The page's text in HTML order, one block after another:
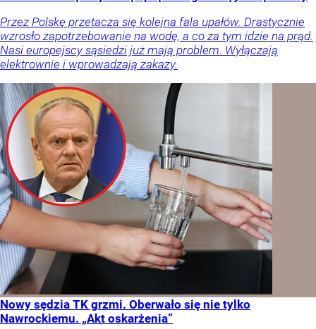
Przez Polskę przetacza się kolejna fala upałów. Drastycznie
wzrosło zapotrzebowanie na wodę, a co za tym idzie na prąd.
Nasi europejscy sąsiedzi już mają problem. Wyłączają
elektrownie i wprowadzają zakazy.
Nowy sędzia TK grzmi. Oberwało się nie tylko
Nawrockiemu. „Akt oskarżenia”